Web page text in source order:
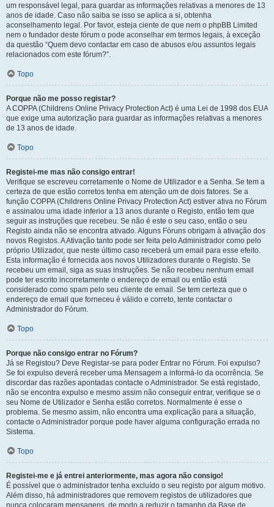
um responsável legal, para guardar as informações relativas a menores de 13
anos de idade. Caso não saiba se isso se aplica a si, obtenha
aconselhamento legal. Por favor, esteja ciente de que nem o phpBB Limited
nem o fundador deste fórum o pode aconselhar em termos legais, à exceção
da questão “Quem devo contactar em caso de abusos e/ou assuntos legais
relacionados com este fórum?”.
Topo
Porque não me posso registar?
A COPPA (Childrens Online Privacy Protection Act) é uma Lei de 1998 dos EUA
que exige uma autorização para guardar as informações relativas a menores
de 13 anos de idade.
Topo
Registei-me mas não consigo entrar!
Verifique se escreveu corretamente o Nome de Utilizador e a Senha. Se tem a
certeza de que estão corretos tenha em atenção um de dois fatores. Se a
função COPPA (Childrens Online Privacy Protection Act) estiver ativa no Fórum
e assinalou uma idade inferior a 13 anos durante o Registo, então tem que
seguir as instruções que recebeu. Se não é este o seu caso, então o seu
Registo ainda não se encontra ativado. Alguns Fóruns obrigam à ativação dos
novos Registos. A Ativação tanto pode ser feita pelo Administrador como pelo
próprio Utilizador, que neste último caso receberá um email para esse efeito.
Esta informação é fornecida aos novos Utilizadores durante o Registo. Se
recebeu um email, siga as suas instruções. Se não recebeu nenhum email
pode ter escrito incorretamente o endereço de email ou então está
considerado como spam pelo seu cliente de email. Se tem certeza que o
endereço de email que forneceu é válido e correto, tente contactar o
Administrador do Fórum.
Topo
Porque não consigo entrar no Fórum?
Já se Registou? Deve Registar-se para poder Entrar no Fórum. Foi expulso?
Se foi expulso deverá receber uma Mensagem a informá-lo da ocorrência. Se
discordar das razões apontadas contacte o Administrador. Se está registado,
não se encontra expulso e mesmo assim não conseguir entrar, verifique se o
seu Nome de Utilizador e Senha estão corretos. Normalmente é esse o
problema. Se mesmo assim, não encontra uma explicação para a situação,
contacte o Administrador porque pode haver alguma configuração errada no
Sistema.
Topo
Registei-me e já entrei anteriormente, mas agora não consigo!
É possível que o administrador tenha excluído o seu registo por algum motivo.
Além disso, há administradores que removem registos de utilizadores que
nunca colocaram mensagens, de modo a reduzir o tamanho da Base de